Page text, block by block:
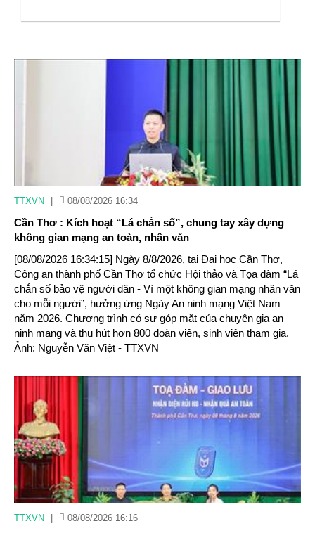
TTXVN 08/08/2026 16:34
Cần Thơ : Kích hoạt “Lá chắn số”, chung tay xây dựng
không gian mạng an toàn, nhân văn
[08/08/2026 16:34:15] Ngày 8/8/2026, tại Đại học Cần Thơ,
Công an thành phố Cần Thơ tổ chức Hội thảo và Tọa đàm “Lá
chắn số bảo vệ người dân - Vì một không gian mạng nhân văn
cho mỗi người”, hưởng ứng Ngày An ninh mạng Việt Nam
năm 2026. Chương trình có sự góp mặt của chuyên gia an
ninh mạng và thu hút hơn 800 đoàn viên, sinh viên tham gia.
Ảnh: Nguyễn Văn Việt - TTXVN
TTXVN 08/08/2026 16:16